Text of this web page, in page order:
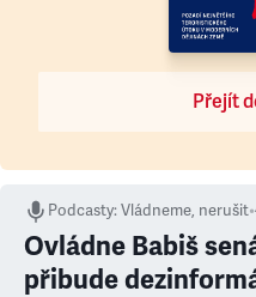
Přejít
Podcasty:Vládneme, nerušit•
Ovládne Babiš
přibude